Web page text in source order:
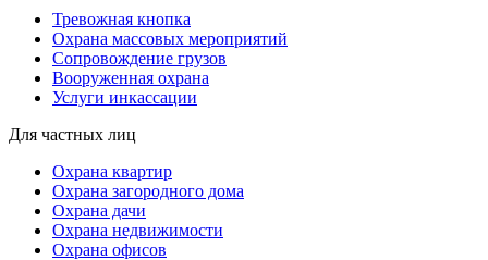
Тревожная кнопка
Охрана массовых мероприятий
Сопровождение грузов
Вооруженная охрана
Услуги инкассации
Для частных лиц
Охрана квартир
Охрана загородного дома
Охрана дачи
Охрана недвижимости
Охрана офисов